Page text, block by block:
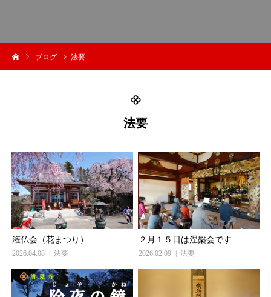
ブログ 法要
法要
潅仏会（花まつり）
2026.04.08 法要
２月１５日は涅槃会です
2026.02.09 法要